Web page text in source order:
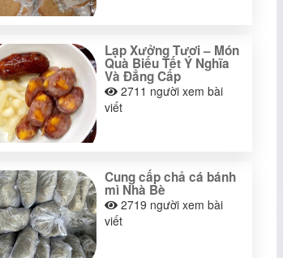
Lạp Xưởng Tươi – Món
Quà Biếu Tết Ý Nghĩa
Và Đẳng Cấp
2711 người xem bài
viết
Cung cấp chả cá bánh
mì Nhà Bè
2719 người xem bài
viết